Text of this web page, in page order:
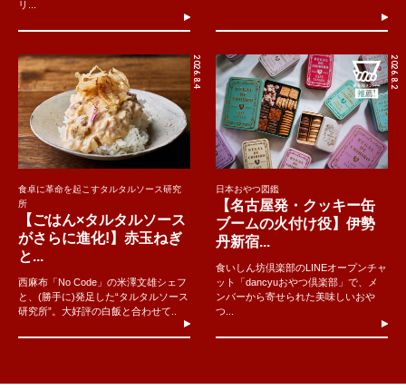
リ...
2026.8.4
食卓に革命を起こすタルタルソース研究
所
【ごはん×タルタルソース
がさらに進化!】赤玉ねぎ
と...
西麻布「No Code」の米澤文雄シェフ
と、(勝手に)発足した“タルタルソース
研究所”。大好評の白飯と合わせて..
2026.8.2
日本おやつ図鑑
【名古屋発・クッキー缶
ブームの火付け役】伊勢
丹新宿...
食いしん坊倶楽部のLINEオープンチャ
ット「dancyuおやつ倶楽部」で、メ
ンバーから寄せられた美味しいおや
つ...